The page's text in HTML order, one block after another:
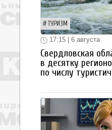
ТУРИЗМ
17:15 | 6 августа
Свердловская
в десятку
по числу